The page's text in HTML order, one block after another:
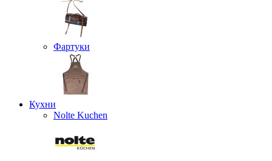
Фартуки
Кухни
Nolte Kuchen